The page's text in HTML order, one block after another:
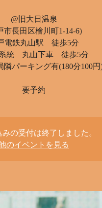
@旧大日温泉
市長田区檜川町1-14-6)‬
電鉄丸山駅 徒歩5分‬
統 丸山下車 徒歩5分‬
隣パーキング有(180分100円
要予約
の受付は終了しました。
のイベントを見る